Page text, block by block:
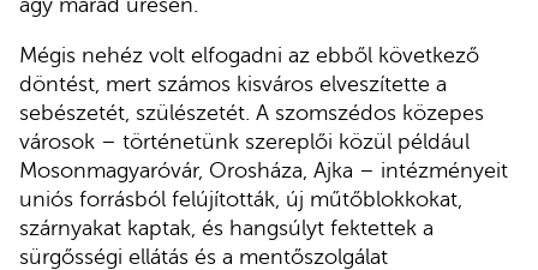
ágy marad üresen.
Mégis nehéz volt elfogadni az ebből következő
döntést, mert számos kisváros elveszítette a
sebészetét, szülészetét. A szomszédos közepes
városok – történetünk szereplői közül például
Mosonmagyaróvár, Orosháza, Ajka – intézményeit
uniós forrásból felújították, új műtőblokkokat,
szárnyakat kaptak, és hangsúlyt fektettek a
sürgősségi ellátás és a mentőszolgálat